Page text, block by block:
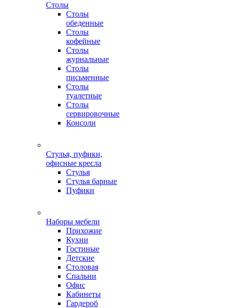
Столы
Столы
обеденные
Столы
кофейные
Столы
журнальные
Столы
письменные
Столы
туалетные
Столы
сервировочные
Консоли
Стулья, пуфики,
офисные кресла
Стулья
Стулья барные
Пуфики
Наборы мебели
Прихожие
Кухни
Гостиные
Детские
Столовая
Спальни
Офис
Кабинеты
Гардероб